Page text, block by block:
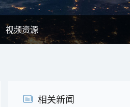
视频资源
相关新闻